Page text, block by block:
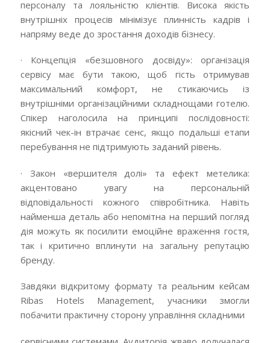
персоналу та лояльністю клієнтів. Висока якість
внутрішніх процесів мінімізує плинність кадрів і
напряму веде до зростання доходів бізнесу.
· Концепція «безшовного досвіду»: організація
сервісу має бути такою, щоб гість отримував
максимальний комфорт, не стикаючись із
внутрішніми організаційними складнощами готелю.
Спікер наголосила на принципі послідовності:
якісний чек-ін втрачає сенс, якщо подальші етапи
перебування не підтримують заданий рівень.
· Закон «вершителя долі» та ефект метелика:
акцентовано увагу на персональній
відповідальності кожного співробітника. Навіть
найменша деталь або непомітна на перший погляд
дія можуть як посилити емоційне враження гостя,
так і критично вплинути на загальну репутацію
бренду.
Завдяки відкритому формату та реальним кейсам
Ribas Hotels Management, учасники змогли
побачити практичну сторону управління складними